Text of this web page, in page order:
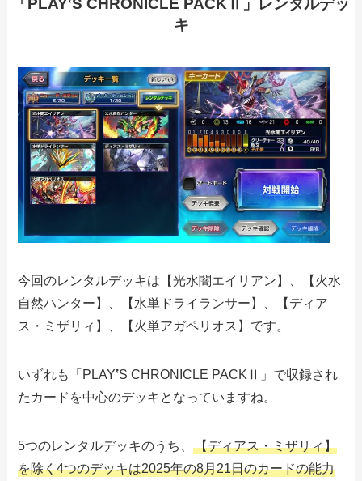
「PLAY‛S CHRONICLE PACKⅡ」レンタルデッ
キ
今回のレンタルデッキは【光水闇エイリアン】、【火水
自然ハンター】、【水単ドライランサー】、【ディア
ス・ミザリィ】、【火単アガペリオス】です。
いずれも「PLAY‛S CHRONICLE PACKⅡ」で収録され
たカードを中心のデッキとなっていますね。
5つのレンタルデッキのうち、【ディアス・ミザリィ】
を除く4つのデッキは2025年の8月21日のカードの能力